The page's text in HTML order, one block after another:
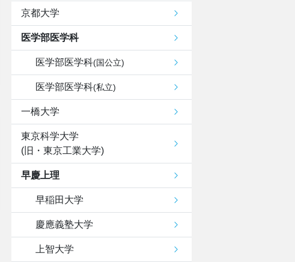
京都大学
医学部医学科
医学部医学科(国公立)
医学部医学科(私立)
一橋大学
東京科学大学
(旧・東京工業大学)
早慶上理
早稲田大学
慶應義塾大学
上智大学